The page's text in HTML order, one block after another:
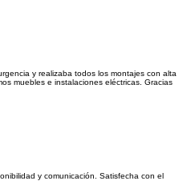
y realizaba todos los montajes con alta
muebles e instalaciones eléctricas. Gracias
y comunicación. Satisfecha con el